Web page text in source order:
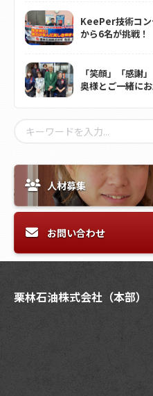
KeePer技術コン
から6名が挑戦！
「笑顔」「感謝
奥様とご一緒に
人材募集
お問い合わせ
栗林石油株式会社（本部）